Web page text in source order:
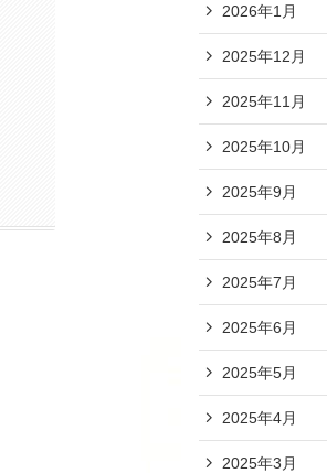
2026年1月
2025年12月
2025年11月
2025年10月
2025年9月
2025年8月
2025年7月
2025年6月
2025年5月
2025年4月
2025年3月